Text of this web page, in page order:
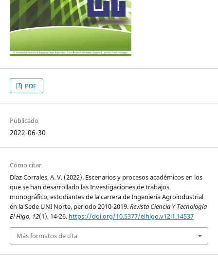
PDF
Publicado
2022-06-30
Cómo citar
Díaz Corrales, A. V. (2022). Escenarios y procesos académicos en los
que se han desarrollado las Investigaciones de trabajos
monográfico, estudiantes de la carrera de Ingeniería Agroindustrial
en la Sede UNI Norte, periodo 2010-2019.Revista Ciencia Y Tecnología
El Higo, 12(1), 14-26. https://doi.org/10.5377/elhigo.v12i1.14537
Más formatos de cita